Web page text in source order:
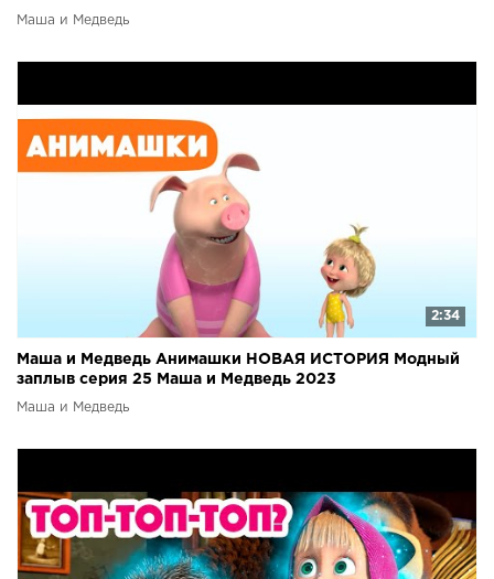
Маша и Медведь
2:34
Маша и Медведь Анимашки НОВАЯ ИСТОРИЯ Модный
заплыв серия 25 Маша и Медведь 2023
Маша и Медведь